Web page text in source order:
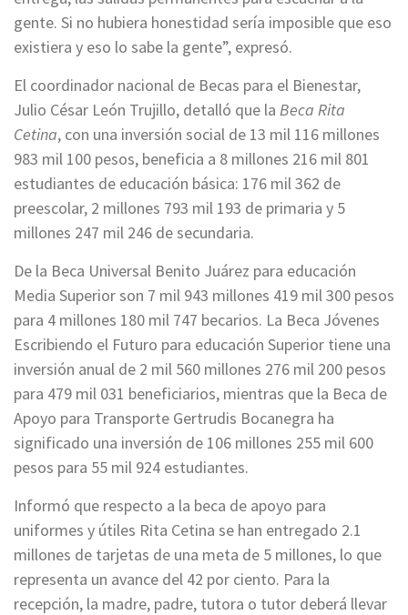
gente. Si no hubiera honestidad sería imposible que eso
existiera y eso lo sabe la gente”, expresó.
El coordinador nacional de Becas para el Bienestar,
Julio César León Trujillo, detalló que la Beca Rita
Cetina, con una inversión social de 13 mil 116 millones
983 mil 100 pesos, beneficia a 8 millones 216 mil 801
estudiantes de educación básica: 176 mil 362 de
preescolar, 2 millones 793 mil 193 de primaria y 5
millones 247 mil 246 de secundaria.
De la Beca Universal Benito Juárez para educación
Media Superior son 7 mil 943 millones 419 mil 300 pesos
para 4 millones 180 mil 747 becarios. La Beca Jóvenes
Escribiendo el Futuro para educación Superior tiene una
inversión anual de 2 mil 560 millones 276 mil 200 pesos
para 479 mil 031 beneficiarios, mientras que la Beca de
Apoyo para Transporte Gertrudis Bocanegra ha
significado una inversión de 106 millones 255 mil 600
pesos para 55 mil 924 estudiantes.
Informó que respecto a la beca de apoyo para
uniformes y útiles Rita Cetina se han entregado 2.1
millones de tarjetas de una meta de 5 millones, lo que
representa un avance del 42 por ciento. Para la
recepción, la madre, padre, tutora o tutor deberá llevar